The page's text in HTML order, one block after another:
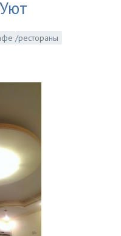
/рестораны